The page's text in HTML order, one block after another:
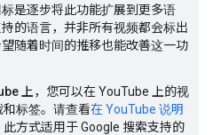
是逐步将此功能扩展到更多语
的语言，并非所有视频都会标出
随着时间的推移也能改善这一功
上，您可以在 YouTube 上的视
标签。请查看在 YouTube 说明
此方式适用于 Google 搜索支持的